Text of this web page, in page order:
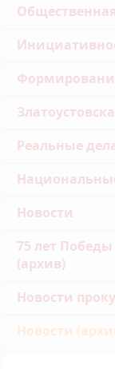
Реальные
Новости
75 лет
(архив)
Новости
Новости